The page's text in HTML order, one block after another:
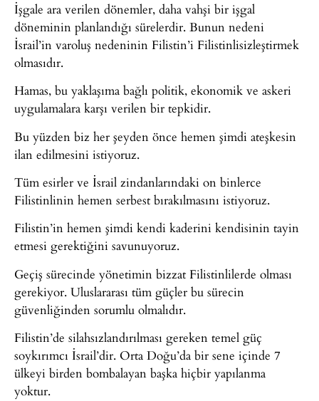
İşgale ara verilen dönemler, daha vahşi bir işgal
döneminin planlandığı sürelerdir. Bunun nedeni
İsrail’in varoluş nedeninin Filistin’i Filistinlisizleştirmek
olmasıdır.
Hamas, bu yaklaşıma bağlı politik, ekonomik ve askeri
uygulamalara karşı verilen bir tepkidir.
Bu yüzden biz her şeyden önce hemen şimdi ateşkesin
ilan edilmesini istiyoruz.
Tüm esirler ve İsrail zindanlarındaki on binlerce
Filistinlinin hemen serbest bırakılmasını istiyoruz.
Filistin’in hemen şimdi kendi kaderini kendisinin tayin
etmesi gerektiğini savunuyoruz.
Geçiş sürecinde yönetimin bizzat Filistinlilerde olması
gerekiyor. Uluslararası tüm güçler bu sürecin
güvenliğinden sorumlu olmalıdır.
Filistin’de silahsızlandırılması gereken temel güç
soykırımcı İsrail’dir. Orta Doğu’da bir sene içinde 7
ülkeyi birden bombalayan başka hiçbir yapılanma
yoktur.